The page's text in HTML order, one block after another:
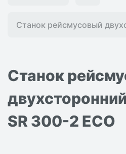
Станок рейсмусовый
Станок
SR 300-2 ECO